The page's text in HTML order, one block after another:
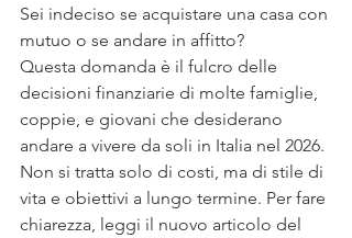
Sei indeciso se acquistare una casa con
mutuo o se andare in affitto?
Questa domanda è il fulcro delle
decisioni finanziarie di molte famiglie,
coppie, e giovani che desiderano
andare a vivere da soli in Italia nel 2026.
Non si tratta solo di costi, ma di stile di
vita e obiettivi a lungo termine. Per fare
chiarezza, leggi il nuovo articolo del